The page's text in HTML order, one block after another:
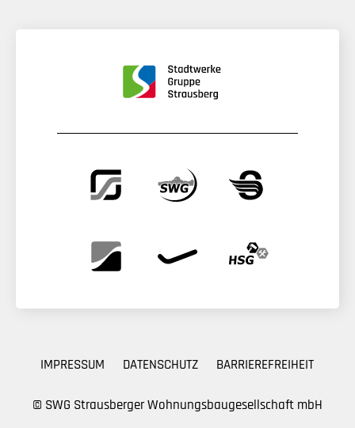
© SWG Strausberger Wohnungs­bau­gesellschaft mbH
IMPRESSUM DATENSCHUTZ BARRIEREFREIHEIT